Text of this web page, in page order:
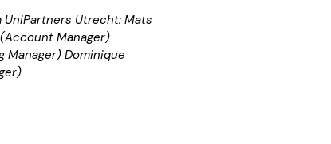
UniPartners Utrecht: Mats
Manager)
Manager) Dominique